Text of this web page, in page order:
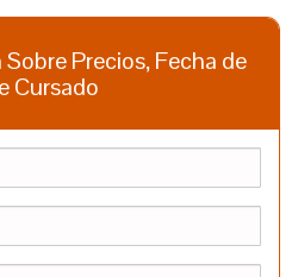
Precios, Fecha de
Cursado